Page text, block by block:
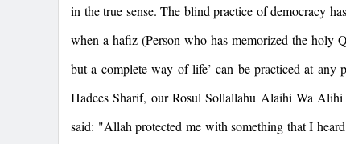
in the true sense. The blind practice of democracy
when a hafiz (Person who has memorized the holy
but a complete way of life’ can be practiced at any
Hadees Sharif, our Rosul Sollallahu Alaihi Wa
said: "Allah protected me with something that I